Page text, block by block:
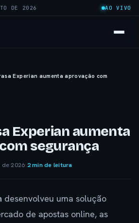
DE 2026 AO VIVO
Experian aumenta aprovação com
Experian aumenta
segurança
de 2026· 2 min de leitura
desenvolveu uma solução
de apostas online, as